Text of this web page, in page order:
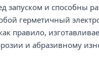
запуском и способны
герметичный
правило,
и абразивному